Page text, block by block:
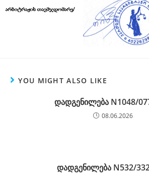
YOU MIGHT ALSO LIKE
დადგენილება N1048/
08.06.2026
დადგენილება N532/